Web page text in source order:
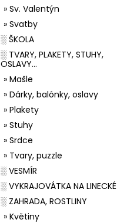
» Sv. Valentýn
» Svatby
░ ŠKOLA
░ TVARY, PLAKETY, STUHY,
OSLAVY...
» Mašle
» Dárky, balónky, oslavy
» Plakety
» Stuhy
» Srdce
» Tvary, puzzle
░ VESMÍR
░ VYKRAJOVÁTKA NA LINECKÉ
░ ZAHRADA, ROSTLINY
» Květiny